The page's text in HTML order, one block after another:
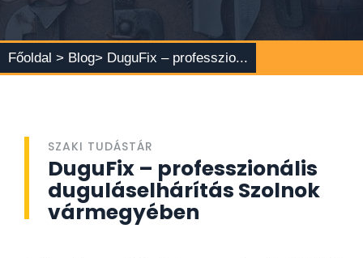
Főoldal > Blog> DuguFix – professzio...
SZAKI TUDÁSTÁR
DuguFix – professzionális
duguláselhárítás Szolnok
vármegyében